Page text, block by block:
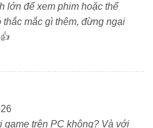
lớn để xem phim hoặc thể
thắc mắc gì thêm, đừng ngại
game trên PC không? Và với